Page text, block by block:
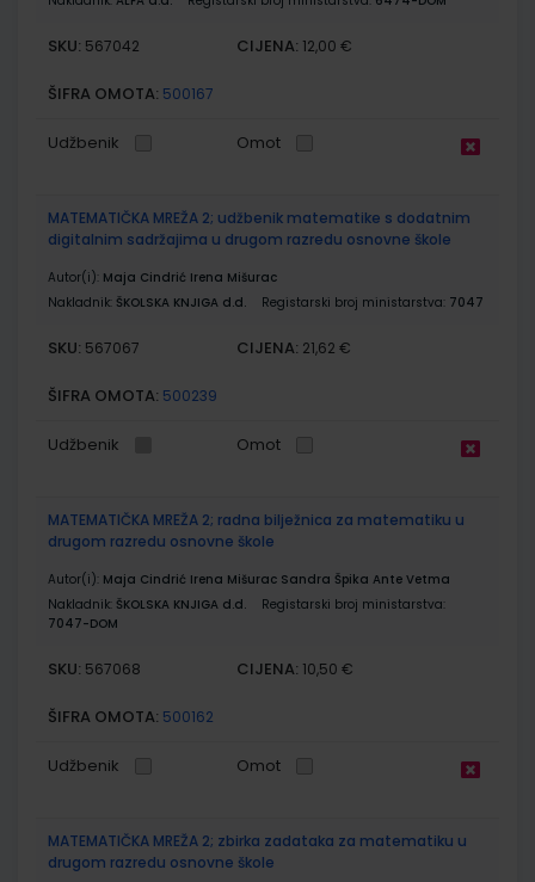
SKU: 567042 CIJENA: 12,00 €
ŠIFRA OMOTA: 500167
Udžbenik Omot
MATEMATIČKA MREŽA 2; udžbenik matematike s dodatnim
digitalnim sadržajima u drugom razredu osnovne škole
Autor(i): Maja Cindrić Irena Mišurac
Nakladnik: ŠKOLSKA KNJIGA d.d. Registarski broj ministarstva: 7047
SKU: 567067 CIJENA: 21,62 €
ŠIFRA OMOTA: 500239
Udžbenik Omot
MATEMATIČKA MREŽA 2; radna bilježnica za matematiku u
drugom razredu osnovne škole
Autor(i): Maja Cindrić Irena Mišurac Sandra Špika Ante Vetma
Nakladnik: ŠKOLSKA KNJIGA d.d.
Registarski broj ministarstva:
7047-DOM
SKU: 567068 CIJENA: 10,50 €
ŠIFRA OMOTA: 500162
Udžbenik Omot
MATEMATIČKA MREŽA 2; zbirka zadataka za matematiku u
drugom razredu osnovne škole